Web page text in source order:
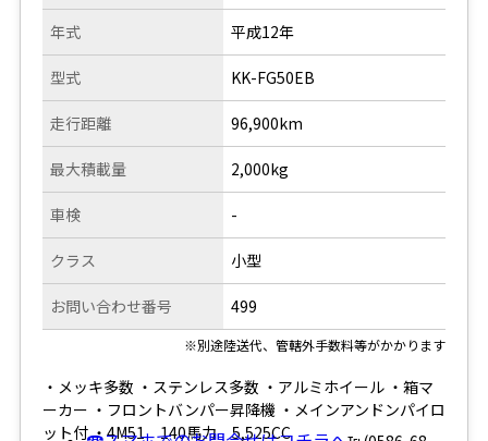
年式
型式
走行距離
平成12年
KK-FG50EB
96,900km
最大積載量
車検
クラス
お問い合わせ番号
2,000kg
-
小型
499
※別途陸送代、管轄外手数料等がかかります
・メッキ多数 ・ステンレス多数 ・アルミホイール ・箱マ
ーカー ・フロントバンパー昇降機 ・メインアンドンパイロ
ット付 ・4M51 140馬力 5,525CC